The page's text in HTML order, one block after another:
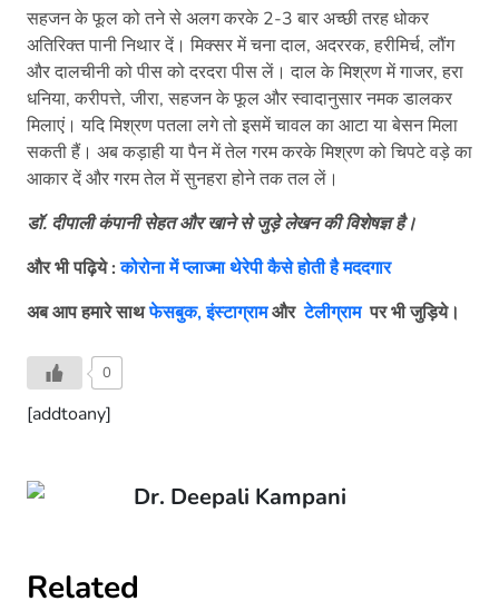
सहजन के फूल को तने से अलग करके 2-3 बार अच्छी तरह धोकर
अतिरिक्त पानी निथार दें। मिक्सर में चना दाल, अदररक, हरीमिर्च, लौंग
और दालचीनी को पीस को दरदरा पीस लें। दाल के मिश्रण में गाजर, हरा
धनिया, करीपत्ते, जीरा, सहजन के फूल और स्वादानुसार नमक डालकर
मिलाएं। यदि मिश्रण पतला लगे तो इसमें चावल का आटा या बेसन मिला
सकती हैं। अब कड़ाही या पैन में तेल गरम करके मिश्रण को चिपटे वड़े का
आकार दें और गरम तेल में सुनहरा होने तक तल लें।
डॉ. दीपाली कंपानी सेहत और खाने से जुड़े लेखन की विशेषज्ञ है।
और भी पढ़िये : कोरोना में प्लाज्मा थेरेपी कैसे होती है मददगार
अब आप हमारे साथफेसबुक,इंस्टाग्रामऔरटेलीग्राम पर भी जुड़िये।
0
[addtoany]
Dr. Deepali Kampani
Related